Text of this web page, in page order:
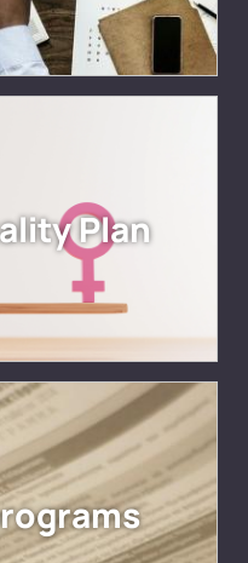
Plan